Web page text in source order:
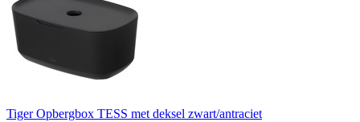
Tiger Opbergbox TESS met deksel zwart/antraciet